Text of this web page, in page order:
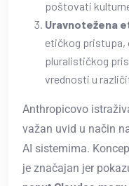
poštovati
Uravnotežena
etičkog pristupa,
pluralističkog
vrednosti u
Anthropicovo
važan uvid u način
AI sistemima.
je značajan jer